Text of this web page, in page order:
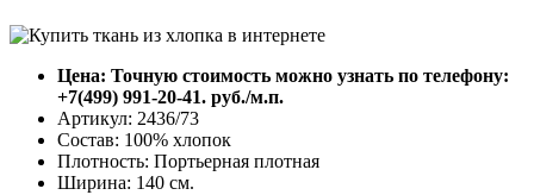
Цена: Точную стоимость можно узнать по телефону:
+7(499) 991-20-41. руб./м.п.
Артикул: 2436/73
Состав: 100% хлопок
Плотность: Портьерная плотная
Ширина: 140 см.